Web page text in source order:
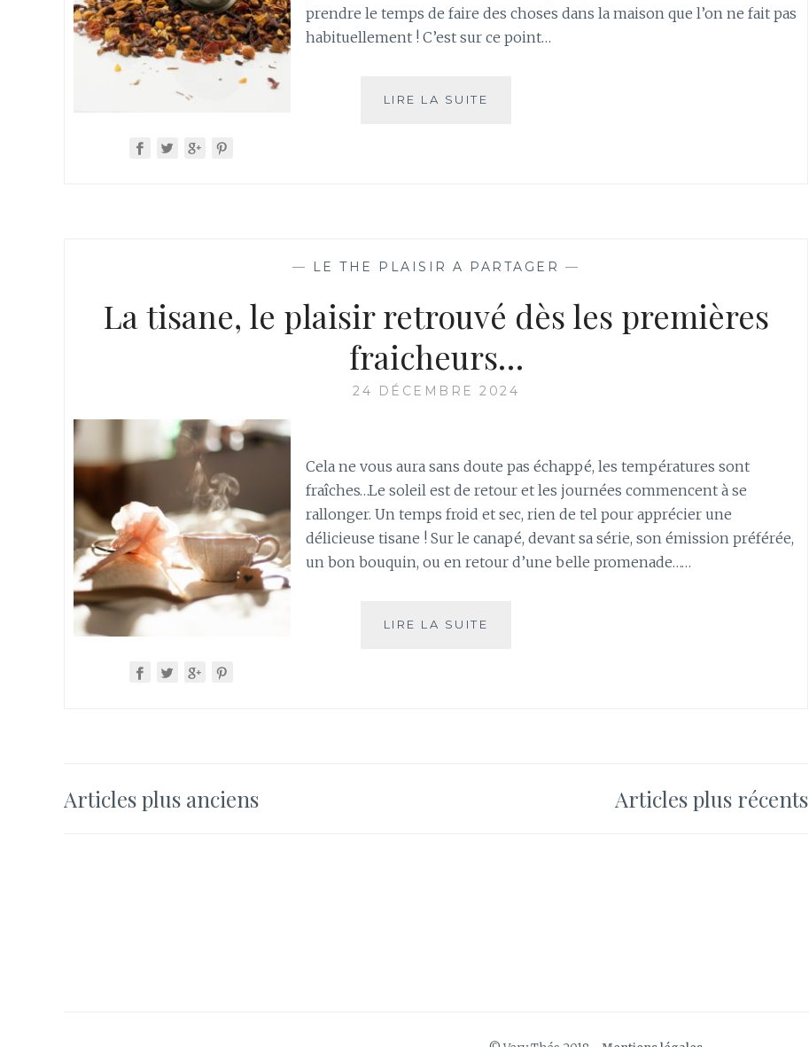
prendre le temps de faire des choses dans la maison que l’on ne fait pas
habituellement ! C’est sur ce point…
LIRE LA SUITE
USAGÉ
— LE THE PLAISIR A PARTAGER —
La tisane, le plaisir retrouvé dès les premières
fraicheurs…
24 DÉCEMBRE 2024
Cela ne vous aura sans doute pas échappé, les températures sont
fraîches…Le soleil est de retour et les journées commencent à se
rallonger. Un temps froid et sec, rien de tel pour apprécier une
délicieuse tisane ! Sur le canapé, devant sa série, son émission préférée,
un bon bouquin, ou en retour d’une belle promenade……
LIRE LA SUITE
Navigation
Articles plus anciens Articles plus récents